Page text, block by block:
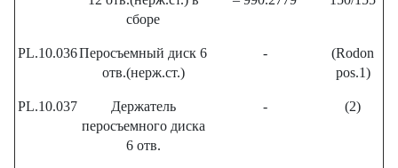
сборе
PL.10.036Перосъемный диск 6
отв.(нерж.ст.)
-
(Rodon
pos.1)
PL.10.037
Держатель
перосъемного диска
6 отв.
- (2)